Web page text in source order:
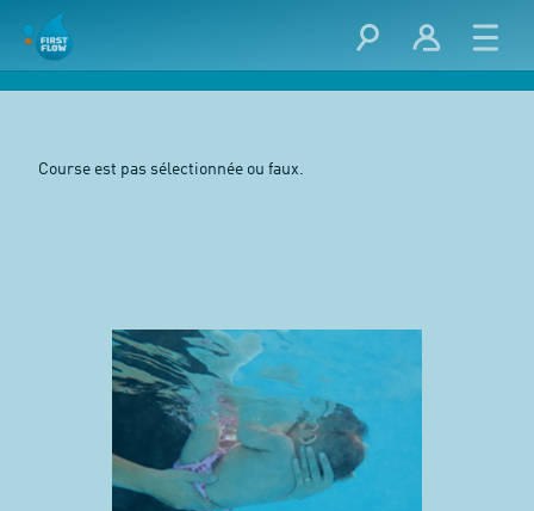
Course est pas sélectionnée ou faux.